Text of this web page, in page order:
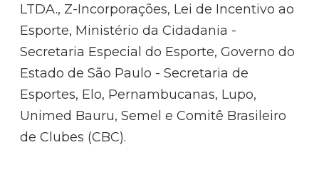
LTDA., Z-Incorporações, Lei de Incentivo ao
Esporte, Ministério da Cidadania -
Secretaria Especial do Esporte, Governo do
Estado de São Paulo - Secretaria de
Esportes, Elo, Pernambucanas, Lupo,
Unimed Bauru, Semel e Comitê Brasileiro
de Clubes (CBC).